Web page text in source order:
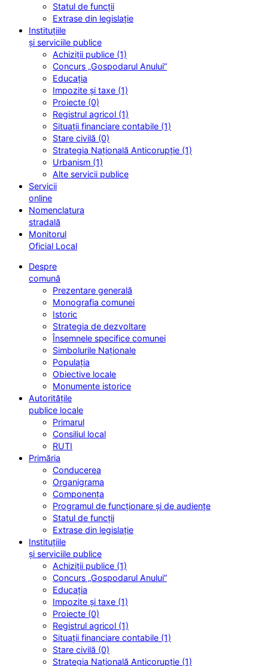
Statul de funcții
Extrase din legislație
Instituțiile
și serviciile publice
Achiziții publice (1)
Concurs „Gospodarul Anului”
Educația
Impozite și taxe (1)
Proiecte (0)
Registrul agricol (1)
Situații financiare contabile (1)
Stare civilă (0)
Strategia Națională Anticorupție (1)
Urbanism (1)
Alte servicii publice
Servicii
online
Nomenclatura
stradală
Monitorul
Oficial Local
Despre
comună
Prezentare generală
Monografia comunei
Istoric
Strategia de dezvoltare
Însemnele specifice comunei
Simbolurile Naționale
Populația
Obiective locale
Monumente istorice
Autoritățile
publice locale
Primarul
Consiliul local
RUTI
Primăria
Conducerea
Organigrama
Componența
Programul de funcționare și de audiențe
Statul de funcții
Extrase din legislație
Instituțiile
și serviciile publice
Achiziții publice (1)
Concurs „Gospodarul Anului”
Educația
Impozite și taxe (1)
Proiecte (0)
Registrul agricol (1)
Situații financiare contabile (1)
Stare civilă (0)
Strategia Națională Anticorupție (1)